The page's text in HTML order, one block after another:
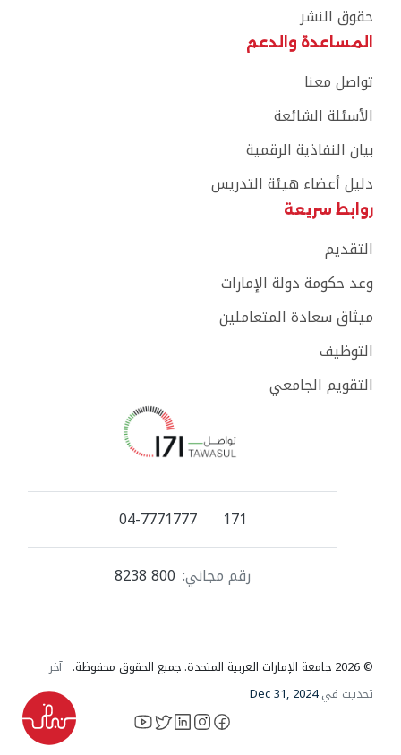
حقوق النشر
المساعدة والدعم
تواصل معنا
الأسئلة الشائعة
بيان النفاذية الرقمية
دليل أعضاء هيئة التدريس
روابط سريعة
التقديم
وعد حكومة دولة الإمارات
ميثاق سعادة المتعاملين
التوظيف
التقويم الجامعي
171
04-7771777
رقم مجاني: 800 8238
© 2026 جامعة الإمارات العربية المتحدة. جميع الحقوق محفوظة.
آخر
تحديث فيDec 31, 2024
facebook
instagram
LinkedIn
X
YouTube